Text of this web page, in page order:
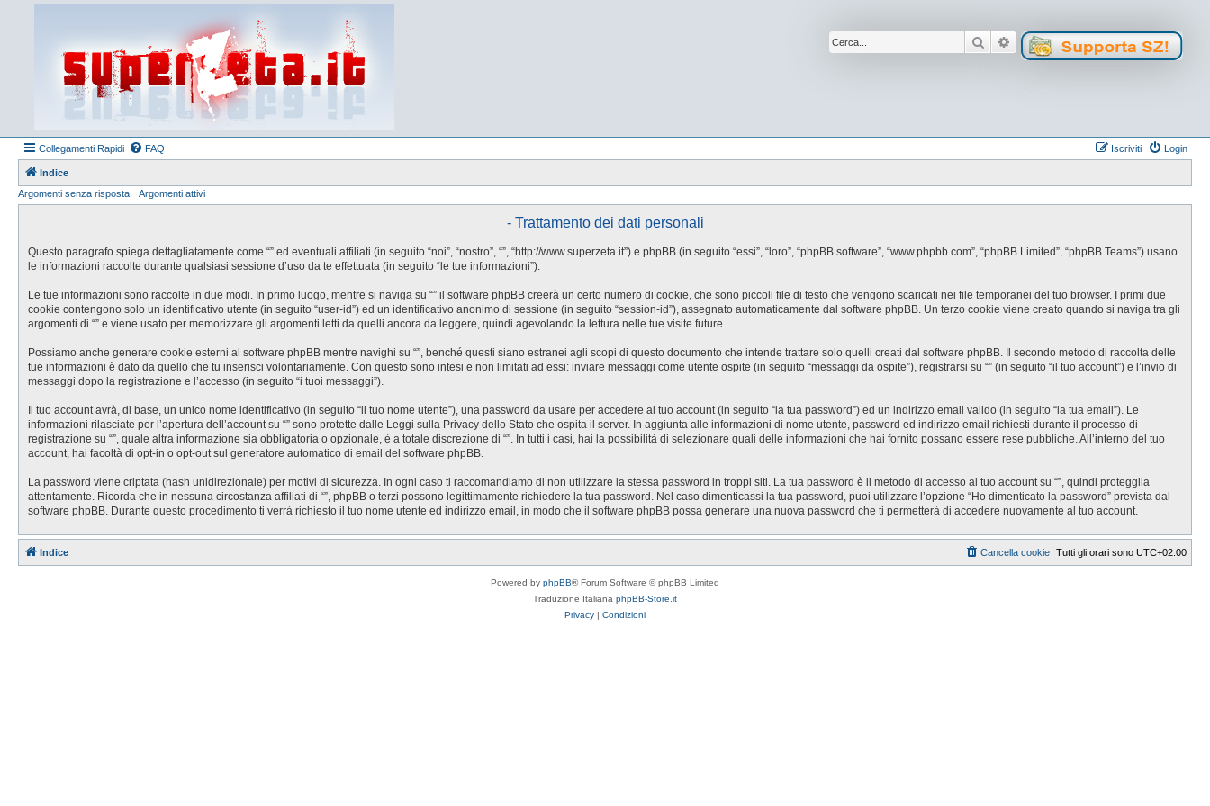
Cerca Ricerca avanzata
Collegamenti Rapidi FAQ Login
Iscriviti
Indice
Argomenti senza risposta
Argomenti attivi
- Trattamento dei dati personali
Questo paragrafo spiega dettagliatamente come “” ed eventuali affiliati (in seguito “noi”, “nostro”, “”, “http://www.superzeta.it”) e phpBB (in seguito “essi”, “loro”, “phpBB software”, “www.phpbb.com”, “phpBB Limited”, “phpBB Teams”) usano
le informazioni raccolte durante qualsiasi sessione d’uso da te effettuata (in seguito “le tue informazioni”).
Le tue informazioni sono raccolte in due modi. In primo luogo, mentre si naviga su “” il software phpBB creerà un certo numero di cookie, che sono piccoli file di testo che vengono scaricati nei file temporanei del tuo browser. I primi due
cookie contengono solo un identificativo utente (in seguito “user-id”) ed un identificativo anonimo di sessione (in seguito “session-id”), assegnato automaticamente dal software phpBB. Un terzo cookie viene creato quando si naviga tra gli
argomenti di “” e viene usato per memorizzare gli argomenti letti da quelli ancora da leggere, quindi agevolando la lettura nelle tue visite future.
Possiamo anche generare cookie esterni al software phpBB mentre navighi su “”, benché questi siano estranei agli scopi di questo documento che intende trattare solo quelli creati dal software phpBB. Il secondo metodo di raccolta delle
tue informazioni è dato da quello che tu inserisci volontariamente. Con questo sono intesi e non limitati ad essi: inviare messaggi come utente ospite (in seguito “messaggi da ospite”), registrarsi su “” (in seguito “il tuo account”) e l’invio di
messaggi dopo la registrazione e l’accesso (in seguito “i tuoi messaggi”).
Il tuo account avrà, di base, un unico nome identificativo (in seguito “il tuo nome utente”), una password da usare per accedere al tuo account (in seguito “la tua password”) ed un indirizzo email valido (in seguito “la tua email”). Le
informazioni rilasciate per l’apertura dell’account su “” sono protette dalle Leggi sulla Privacy dello Stato che ospita il server. In aggiunta alle informazioni di nome utente, password ed indirizzo email richiesti durante il processo di
registrazione su “”, quale altra informazione sia obbligatoria o opzionale, è a totale discrezione di “”. In tutti i casi, hai la possibilità di selezionare quali delle informazioni che hai fornito possano essere rese pubbliche. All’interno del tuo
account, hai facoltà di opt-in o opt-out sul generatore automatico di email del software phpBB.
La password viene criptata (hash unidirezionale) per motivi di sicurezza. In ogni caso ti raccomandiamo di non utilizzare la stessa password in troppi siti. La tua password è il metodo di accesso al tuo account su “”, quindi proteggila
attentamente. Ricorda che in nessuna circostanza affiliati di “”, phpBB o terzi possono legittimamente richiedere la tua password. Nel caso dimenticassi la tua password, puoi utilizzare l’opzione “Ho dimenticato la password” prevista dal
software phpBB. Durante questo procedimento ti verrà richiesto il tuo nome utente ed indirizzo email, in modo che il software phpBB possa generare una nuova password che ti permetterà di accedere nuovamente al tuo account.
Indice Tutti gli orari sono UTC+02:00
Cancella cookie
Powered by phpBB® Forum Software © phpBB Limited
Traduzione Italiana phpBB-Store.it
Privacy | Condizioni